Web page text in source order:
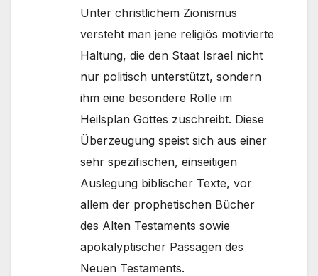
Unter christlichem Zionismus
versteht man jene religiös motivierte
Haltung, die den Staat Israel nicht
nur politisch unterstützt, sondern
ihm eine besondere Rolle im
Heilsplan Gottes zuschreibt. Diese
Überzeugung speist sich aus einer
sehr spezifischen, einseitigen
Auslegung biblischer Texte, vor
allem der prophetischen Bücher
des Alten Testaments sowie
apokalyptischer Passagen des
Neuen Testaments.